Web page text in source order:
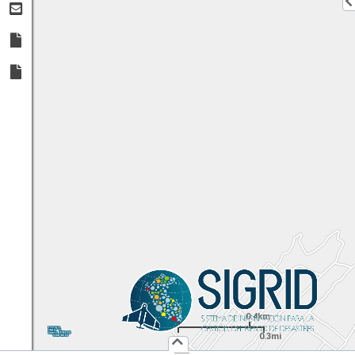
1:18,056
UTM
X:
Y:
Usuario :
PUBLICO
Iniciar Sesión
0.4km
0.3mi